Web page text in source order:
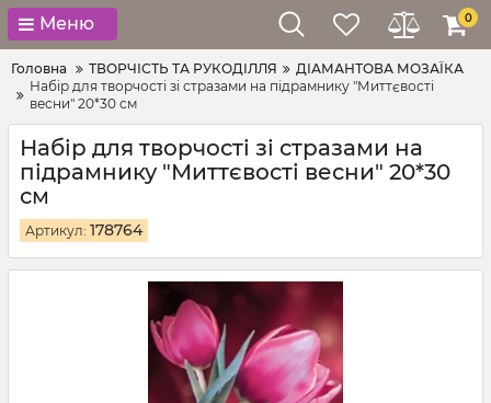
Меню 0
Головна ТВОРЧІСТЬ ТА РУКОДІЛЛЯ
ДІАМАНТОВА МОЗАЇКА
Набір для творчості зі стразами на підрамнику "Миттєвості
весни" 20*30 см
Набір для творчості зі стразами на
підрамнику "Миттєвості весни" 20*30
см
Артикул: 178764